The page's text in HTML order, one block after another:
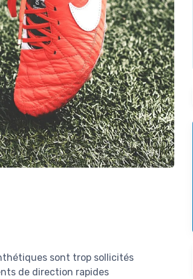
sont trop sollicités
de direction rapides